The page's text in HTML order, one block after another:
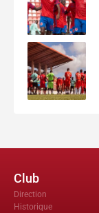
Club
Direction
Historique